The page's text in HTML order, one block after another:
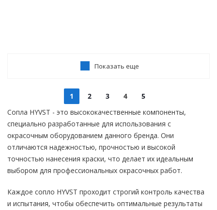
Показать еще
1 2 3 4
5
Сопла HYVST - это высококачественные компоненты,
специально разработанные для использования с
окрасочным оборудованием данного бренда. Они
отличаются надежностью, прочностью и высокой
точностью нанесения краски, что делает их идеальным
выбором для профессиональных окрасочных работ.
Каждое сопло HYVST проходит строгий контроль качества
и испытания, чтобы обеспечить оптимальные результаты